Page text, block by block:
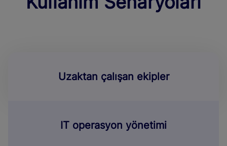
Uzaktan çalışan ekipler
IT operasyon yönetimi